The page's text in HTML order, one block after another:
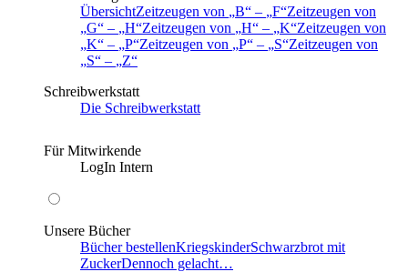
ÜbersichtZeitzeugen von B – F Zeitzeugen von
G
– H Zeitzeugen von H – K Zeitzeugen von
K
– P Zeitzeugen von P – S Zeitzeugen von
S
–
Z
Schreibwerkstatt
Die Schreibwerkstatt
Für Mitwirkende
LogIn Intern
Unsere Bücher
Bücher bestellenKriegskinderSchwarzbrot mit
ZuckerDennoch gelacht…